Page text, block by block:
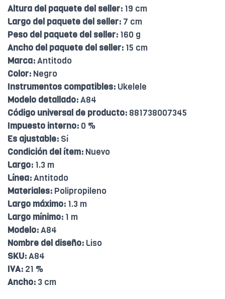
Altura del paquete del seller: 19 cm
Largo del paquete del seller: 7 cm
Peso del paquete del seller: 160 g
Ancho del paquete del seller: 15 cm
Marca:Antitodo
Color: Negro
Instrumentos compatibles: Ukelele
Modelo detallado:A84
Código universal de producto: 881738007345
Impuesto interno: 0 %
Es ajustable: Sí
Condición del ítem: Nuevo
Largo: 1.3 m
Línea:Antitodo
Materiales: Polipropileno
Largo máximo: 1.3 m
Largo mínimo: 1 m
Modelo:A84
Nombre del diseño: Liso
SKU:A84
IVA: 21 %
Ancho: 3 cm